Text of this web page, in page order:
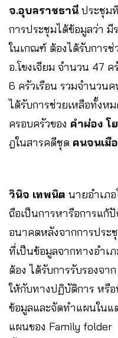
จ.อุบลราชธานี ประชุม
การประชุมได้ข้อมูลว่า
ในเกณฑ์ ต้องได้รับการช่
อ.โขงเจียม จำนวน 47
6 ครัวเรือน รวมจำนวน
ได้รับการช่วยเหลือทั้งห
ครอบครัวของ คำผ่อง โ
ฎในสารคดีชุด คนจนเมื
วินิจ เทพนิต นายอำเภ
ถือเป็นการหารือการแก้
อนาคตหลังจากการประ
ที่เป็นข้อมูลจากทางอำเ
ต้อง ได้รับการรับรองจา
ให้กับทางปฏิบัติการ หรื
ข้อมูลและจัดทำแผนในแ
แผนของ Family folder